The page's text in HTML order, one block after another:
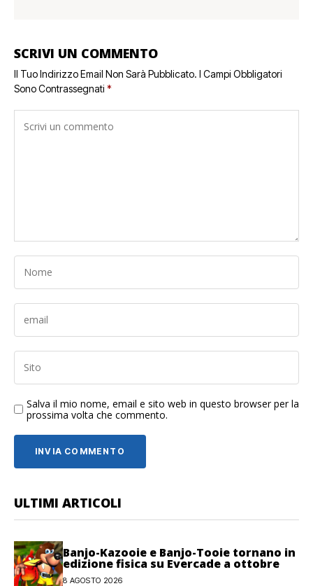
SCRIVI UN COMMENTO
Il Tuo Indirizzo Email Non Sarà Pubblicato. I Campi Obbligatori
Sono Contrassegnati *
Salva il mio nome, email e sito web in questo browser per la
prossima volta che commento.
ULTIMI ARTICOLI
Banjo-Kazooie e Banjo-Tooie tornano in
edizione fisica su Evercade a ottobre
8 AGOSTO 2026